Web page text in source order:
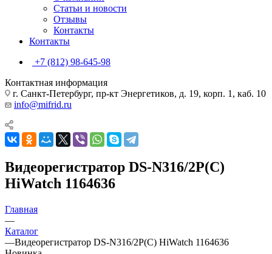
Статьи и новости
Отзывы
Контакты
Контакты
+7 (812) 98-645-98
Контактная информация
г. Санкт-Петербург, пр-кт Энергетиков, д. 19, корп. 1, каб. 10
info@mifrid.ru
Видеорегистратор DS-N316/2P(C)
HiWatch 1164636
Главная
—
Каталог
—Видеорегистратор DS-N316/2P(C) HiWatch 1164636